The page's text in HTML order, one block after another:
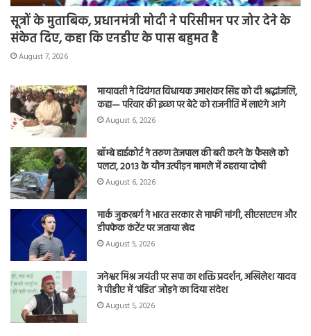
सूत्रों के मुताबिक, प्रधानमंत्री मोदी ने परिसीमन पर जोर देने के
संकेत दिए, कहा कि एनडीए के पास बहुमत है
August 7, 2026
मायावती ने दिवंगत विधायक उमाशंकर सिंह को दी श्रद्धांजलि,
कहा— परिवार की इच्छा पर बेटे को राजनीति में लाएंगे आगे
August 6, 2026
बॉम्बे हाईकोर्ट ने तरुण तेजपाल की बरी करने के फैसले को
पलटा, 2013 के यौन उत्पीड़न मामले में ठहराया दोषी
August 6, 2026
मार्क जुकरबर्ग ने भारत सरकार से माफी मांगी, सीएसएएम और
डीपफेक कंटेंट पर जताया खेद
August 5, 2026
जनेश्वर मिश्र जयंती पर सपा का शक्ति प्रदर्शन, अखिलेश यादव
ने पीडीए में ‘पंडित’ जोड़ने का दिया संदेश
August 5, 2026